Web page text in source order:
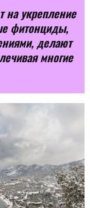
на укрепление
фитонциды,
делают
многие